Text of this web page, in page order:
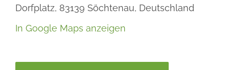
Dorfplatz, 83139 Söchtenau, Deutschland
In Google Maps anzeigen